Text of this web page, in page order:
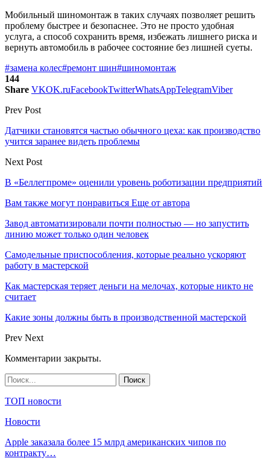
Мобильный шиномонтаж в таких случаях позволяет решить
проблему быстрее и безопаснее. Это не просто удобная
услуга, а способ сохранить время, избежать лишнего риска и
вернуть автомобиль в рабочее состояние без лишней суеты.
#замена колес#ремонт шин#шиномонтаж
144
Share VKOK.ruFacebookTwitterWhatsAppTelegramViber
Prev Post
Датчики становятся частью обычного цеха: как производство
учится заранее видеть проблемы
Next Post
В «Беллегпроме» оценили уровень роботизации предприятий
Вам также могут понравиться Еще от автора
Завод автоматизировали почти полностью — но запустить
линию может только один человек
Самодельные приспособления, которые реально ускоряют
работу в мастерской
Как мастерская теряет деньги на мелочах, которые никто не
считает
Какие зоны должны быть в производственной мастерской
Prev Next
Комментарии закрыты.
ТОП новости
Новости
Apple заказала более 15 млрд американских чипов по
контракту…